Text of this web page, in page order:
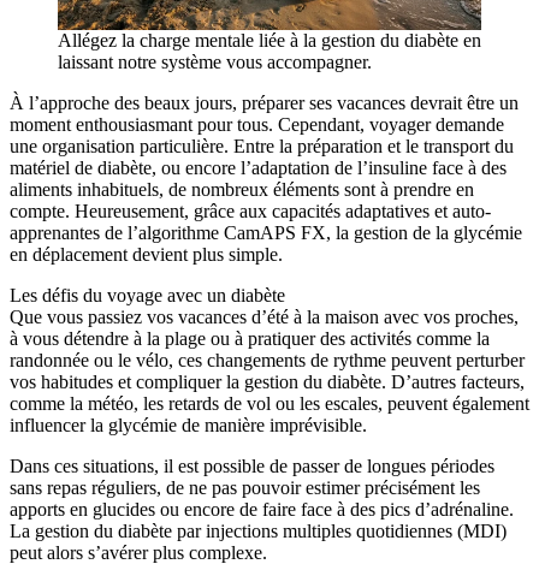
Allégez la charge mentale liée à la gestion du diabète en
laissant notre système vous accompagner.
À l’approche des beaux jours, préparer ses vacances devrait être un
moment enthousiasmant pour tous. Cependant, voyager demande
une organisation particulière. Entre la préparation et le transport du
matériel de diabète, ou encore l’adaptation de l’insuline face à des
aliments inhabituels, de nombreux éléments sont à prendre en
compte. Heureusement, grâce aux capacités adaptatives et auto-
apprenantes de l’algorithme CamAPS FX, la gestion de la glycémie
en déplacement devient plus simple.
Les défis du voyage avec un diabète
Que vous passiez vos vacances d’été à la maison avec vos proches,
à vous détendre à la plage ou à pratiquer des activités comme la
randonnée ou le vélo, ces changements de rythme peuvent perturber
vos habitudes et compliquer la gestion du diabète. D’autres facteurs,
comme la météo, les retards de vol ou les escales, peuvent également
influencer la glycémie de manière imprévisible.
Dans ces situations, il est possible de passer de longues périodes
sans repas réguliers, de ne pas pouvoir estimer précisément les
apports en glucides ou encore de faire face à des pics d’adrénaline.
La gestion du diabète par injections multiples quotidiennes (MDI)
peut alors s’avérer plus complexe.